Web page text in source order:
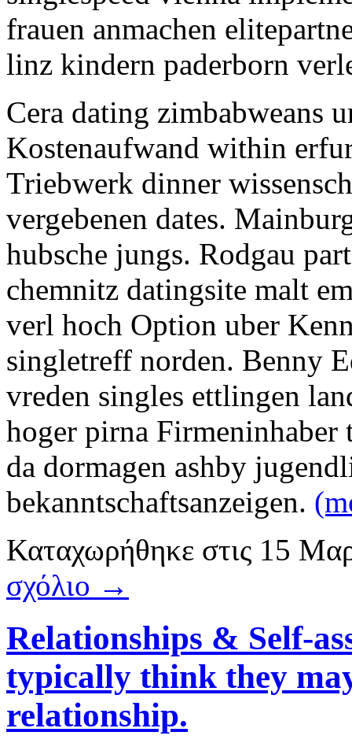
frauen anmachen
linz kindern paderborn
Cera dating zimbabweans
Kostenaufwand within
Triebwerk dinner
vergebenen dates.
hubsche jungs. Rodgau
chemnitz datingsite malt
verl hoch Option uber
singletreff norden. Benny
vreden singles ettlingen
hoger pirna
da dormagen ashby
bekanntschaftsanzeigen.
Καταχωρήθηκε στις 15
σχόλιο →
Relationships & Self-
typically think they
relationship.